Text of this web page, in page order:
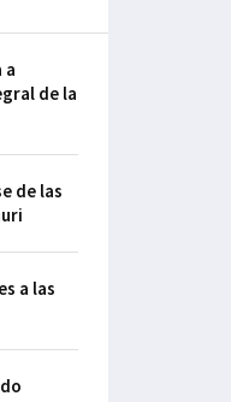
a
de la
de las
a las